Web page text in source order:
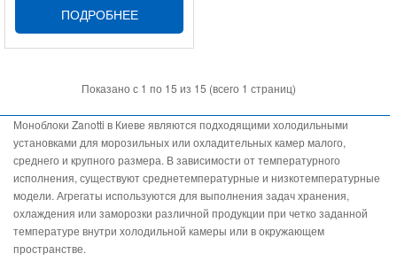
ПОДРОБНЕЕ
Показано с 1 по 15 из 15 (всего 1 страниц)
Моноблоки Zanotti в Киеве являются подходящими холодильными
установками для морозильных или охладительных камер малого,
среднего и крупного размера. В зависимости от температурного
исполнения, существуют среднетемпературные и низкотемпературные
модели. Агрегаты используются для выполнения задач хранения,
охлаждения или заморозки различной продукции при четко заданной
температуре внутри холодильной камеры или в окружающем
пространстве.